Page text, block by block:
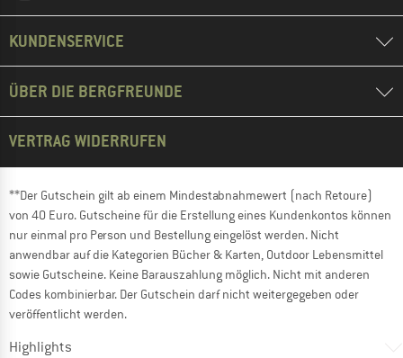
KUNDENSERVICE
ÜBER DIE BERGFREUNDE
VERTRAG WIDERRUFEN
**Der Gutschein gilt ab einem Mindestabnahmewert (nach Retoure)
von 40 Euro. Gutscheine für die Erstellung eines Kundenkontos können
nur einmal pro Person und Bestellung eingelöst werden. Nicht
anwendbar auf die Kategorien Bücher & Karten, Outdoor Lebensmittel
sowie Gutscheine. Keine Barauszahlung möglich. Nicht mit anderen
Codes kombinierbar. Der Gutschein darf nicht weitergegeben oder
veröffentlicht werden.
Highlights